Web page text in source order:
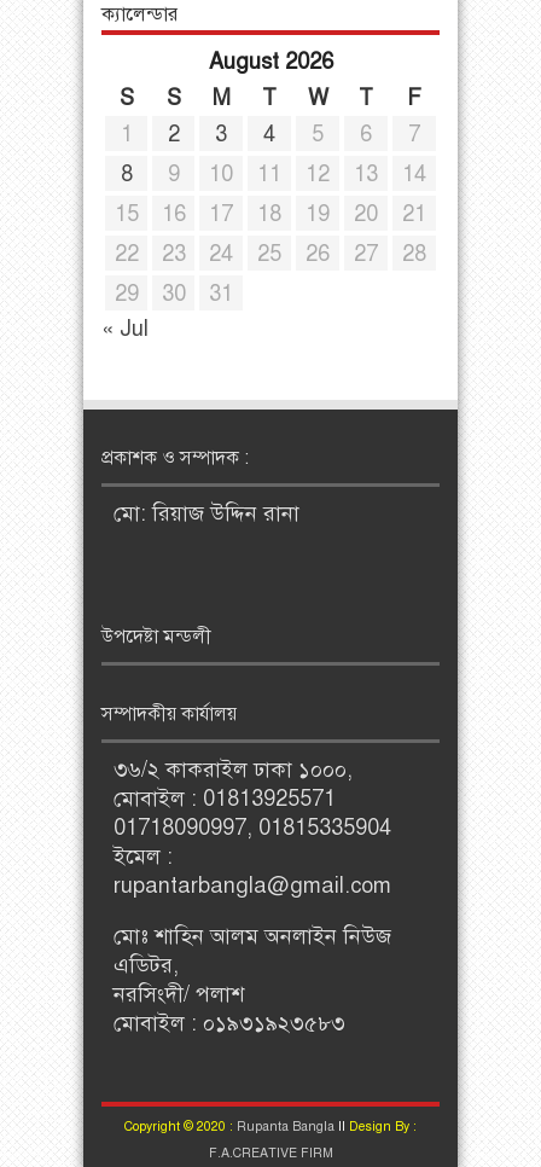
ক্যালেন্ডার
August 2026
S
S M T W T
F
1
2 3 4 5 6
7
8
9 10 11 12 13
14
15
16 17 18 19 20
21
22
23 24 25 26 27
28
29
30
31
« Jul
প্রকাশক ও সম্পাদক :
মো: রিয়াজ উদ্দিন রানা
উপদেষ্টা মন্ডলী
সম্পাদকীয় কার্যালয়
৩৬/২ কাকরাইল ঢাকা ১০০০,
মোবাইল : 01813925571
01718090997, 01815335904
ইমেল :
rupantarbangla@gmail.com
মোঃ শাহিন আলম অনলাইন নিউজ
এডিটর,
নরসিংদী/ পলাশ
মোবাইল : ০১৯৩১৯২৩৫৮৩
Copyright © 2020 : Rupanta Bangla II Design By :
F.A.CREATIVE FIRM